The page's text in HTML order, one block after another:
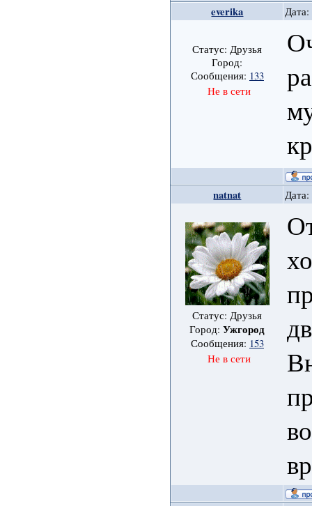
everika
Статус: Друзья
Город:
Сообщения: 133
Не в сети
natnat
Статус: Друзья
Город:Ужгород
Сообщения: 153
Не в сети